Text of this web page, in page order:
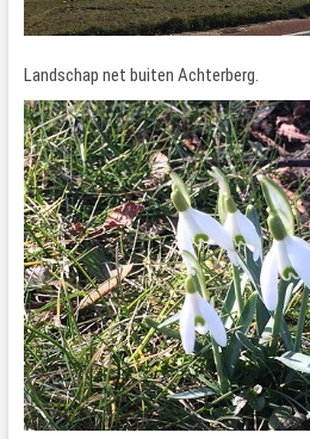
Landschap net buiten Achterberg.